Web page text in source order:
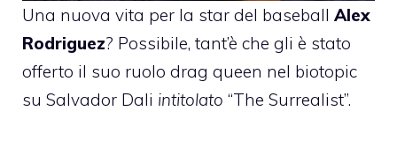
Una nuova vita per la star del baseball Alex
Rodriguez? Possibile, tant’è che gli è stato
offerto il suo ruolo drag queen nel biotopic
su Salvador Dali intitolato “The Surrealist”.